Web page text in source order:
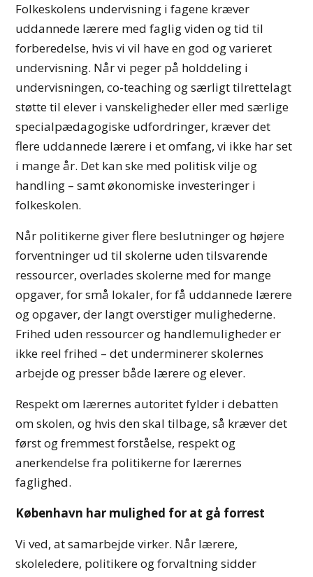
Folkeskolens undervisning i fagene kræver
uddannede lærere med faglig viden og tid til
forberedelse, hvis vi vil have en god og varieret
undervisning. Når vi peger på holddeling i
undervisningen, co-teaching og særligt tilrettelagt
støtte til elever i vanskeligheder eller med særlige
specialpædagogiske udfordringer, kræver det
flere uddannede lærere i et omfang, vi ikke har set
i mange år. Det kan ske med politisk vilje og
handling – samt økonomiske investeringer i
folkeskolen.
Når politikerne giver flere beslutninger og højere
forventninger ud til skolerne uden tilsvarende
ressourcer, overlades skolerne med for mange
opgaver, for små lokaler, for få uddannede lærere
og opgaver, der langt overstiger mulighederne.
Frihed uden ressourcer og handlemuligheder er
ikke reel frihed – det underminerer skolernes
arbejde og presser både lærere og elever.
Respekt om lærernes autoritet fylder i debatten
om skolen, og hvis den skal tilbage, så kræver det
først og fremmest forståelse, respekt og
anerkendelse fra politikerne for lærernes
faglighed.
København har mulighed for at gå forrest
Vi ved, at samarbejde virker. Når lærere,
skoleledere, politikere og forvaltning sidder